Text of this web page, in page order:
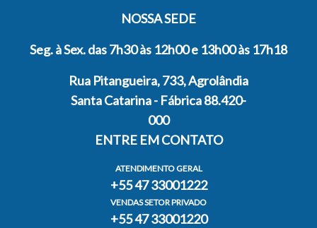
NOSSA SEDE
Seg. à Sex. das 7h30 às 12h00 e 13h00 às 17h18
Rua Pitangueira, 733, Agrolândia
Santa Catarina - Fábrica 88.420-
000
ENTRE EM CONTATO
ATENDIMENTO GERAL
+55 47 33001222
VENDAS SETOR PRIVADO
+55 47 33001220